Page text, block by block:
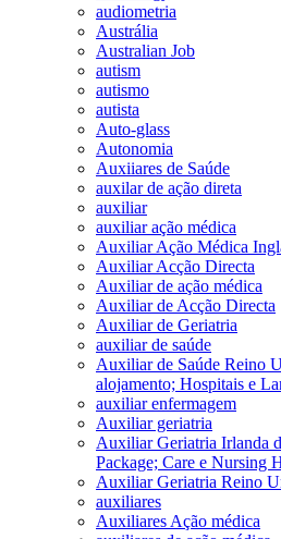
audiometria
Austrália
Australian Job
autism
autismo
autista
Auto-glass
Autonomia
Auxiiares de Saúde
auxilar de ação direta
auxiliar
auxiliar ação médica
Auxiliar Ação Médica
Auxiliar Acção Directa
Auxiliar de ação médica
Auxiliar de Acção Directa
Auxiliar de Geriatria
auxiliar de saúde
Auxiliar de Saúde Reino
alojamento; Hospitais e
auxiliar enfermagem
Auxiliar geriatria
Auxiliar Geriatria Irlanda
Package; Care e Nursing
Auxiliar Geriatria Reino
auxiliares
Auxiliares Ação médica